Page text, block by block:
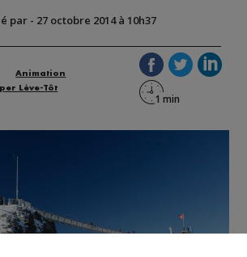
par - 27 octobre 2014 à 10h37
Animation
Lève-Tôt